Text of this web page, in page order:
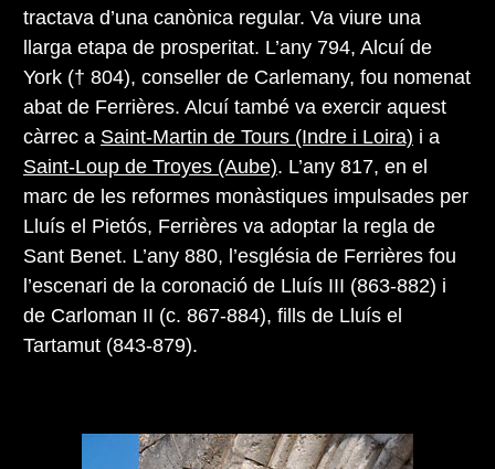
tractava d’una canònica regular. Va viure una
llarga etapa de prosperitat. L’any 794, Alcuí de
York († 804), conseller de Carlemany, fou nomenat
abat de Ferrières. Alcuí també va exercir aquest
càrrec a Saint-Martin de Tours (Indre i Loira) i a
Saint-Loup de Troyes (Aube). L’any 817, en el
marc de les reformes monàstiques impulsades per
Lluís el Pietós, Ferrières va adoptar la regla de
Sant Benet. L’any 880, l’església de Ferrières fou
l’escenari de la coronació de Lluís III (863-882) i
de Carloman II (c. 867-884), fills de Lluís el
Tartamut (843-879).